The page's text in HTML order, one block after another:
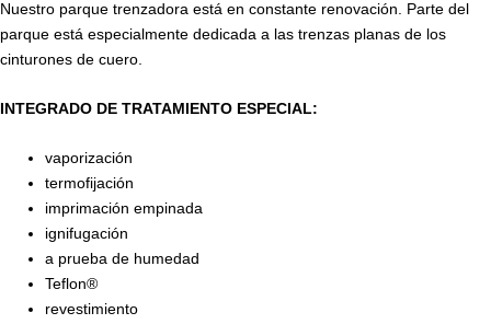
Nuestro parque trenzadora está en constante renovación. Parte del
parque está especialmente dedicada a las trenzas planas de los
cinturones de cuero.
INTEGRADO DE TRATAMIENTO ESPECIAL:
vaporización
termofijación
imprimación empinada
ignifugación
a prueba de humedad
Teflon®
revestimiento